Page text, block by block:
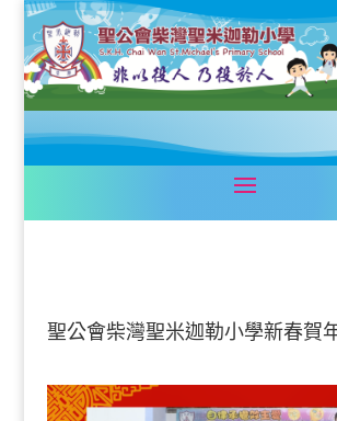
聖公會柴灣聖米迦勒小學新春賀